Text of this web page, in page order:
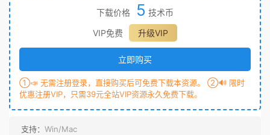
下载价格 5 技术币
VIP免费
升级VIP
立即购买
①📣 无需注册登录，直接购买后可免费下载本资源。 ②🔊 限时
优惠注册VIP，只需39元全站VIP资源永久免费下载。
支持： Win/Mac